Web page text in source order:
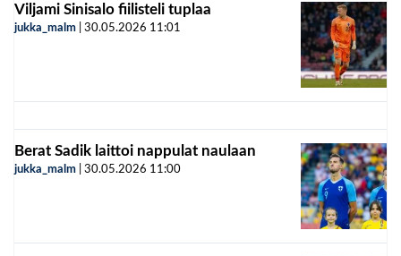
Viljami Sinisalo fiilisteli tuplaa
jukka_malm 30.05.2026 11:01
Berat Sadik laittoi nappulat naulaan
jukka_malm 30.05.2026 11:00